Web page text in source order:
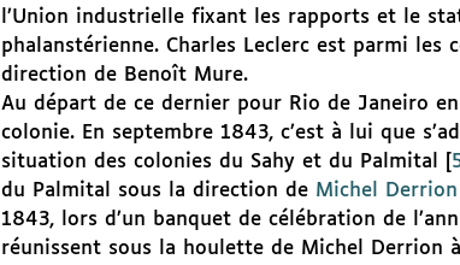
l’Union industrielle fixant les rapports et le
phalanstérienne. Charles Leclerc est parmi les
direction de Benoît Mure.
Au départ de ce dernier pour Rio de Janeiro
colonie. En septembre 1843, c’est à lui que
situation des colonies du Sahy et du Palmital
du Palmital sous la direction de Michel Derrion
1843, lors d’un banquet de célébration de
réunissent sous la houlette de Michel Derrion